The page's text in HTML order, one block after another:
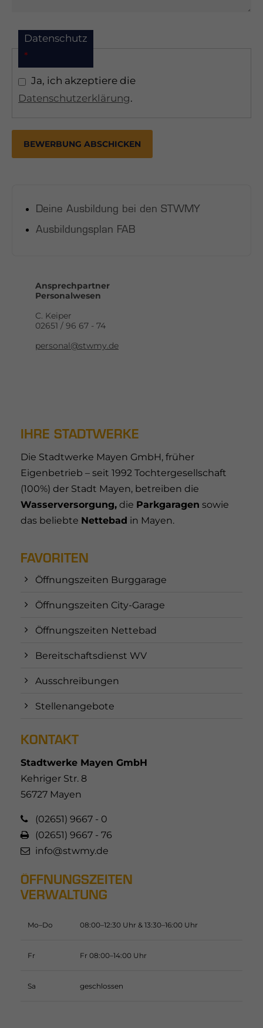
Datenschutz
*
Ja, ich akzeptiere die
Datenschutzerklärung.
BEWERBUNG ABSCHICKEN
Deine Ausbildung bei den STWMY
Ausbildungsplan FAB
Ansprechpartner
Personalwesen
C. Keiper
02651 / 96 67 - 74
personal@stwmy.de
IHRE STADTWERKE
Die Stadtwerke Mayen GmbH, früher
Eigenbetrieb – seit 1992 Tochtergesellschaft
(100%) der Stadt Mayen, betreiben die
Wasserversorgung, die Parkgaragen sowie
das beliebte Nettebad in Mayen.
FAVORITEN
Öffnungszeiten Burggarage
Öffnungszeiten City-Garage
Öffnungszeiten Nettebad
Bereitschaftsdienst WV
Ausschreibungen
Stellenangebote
KONTAKT
Stadtwerke Mayen GmbH
Kehriger Str. 8
56727 Mayen
(02651) 9667 - 0
(02651) 9667 - 76
info@stwmy.de
ÖFFNUNGSZEITEN
VERWALTUNG
Mo–Do 08:00–12:30 Uhr & 13:30–16:00 Uhr
Fr Fr 08:00–14:00 Uhr
Sa geschlossen